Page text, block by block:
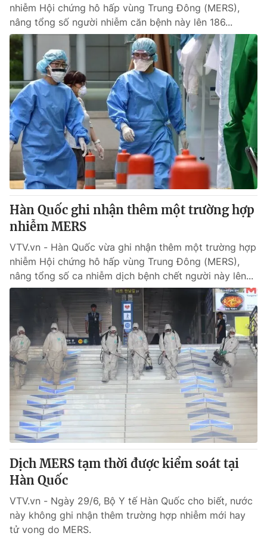
nhiễm Hội chứng hô hấp vùng Trung Đông (MERS),
nâng tổng số người nhiễm căn bệnh này lên 186...
Hàn Quốc ghi nhận thêm một trường hợp
nhiễm MERS
VTV.vn - Hàn Quốc vừa ghi nhận thêm một trường hợp
nhiễm Hội chứng hô hấp vùng Trung Đông (MERS),
nâng tổng số ca nhiễm dịch bệnh chết người này lên...
Dịch MERS tạm thời được kiểm soát tại
Hàn Quốc
VTV.vn - Ngày 29/6, Bộ Y tế Hàn Quốc cho biết, nước
này không ghi nhận thêm trường hợp nhiễm mới hay
tử vong do MERS.